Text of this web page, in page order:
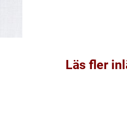
Läs fler